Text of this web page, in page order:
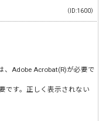
（ID:1600）
Adobe Acrobat(R)が必要で
です。正しく表示されない